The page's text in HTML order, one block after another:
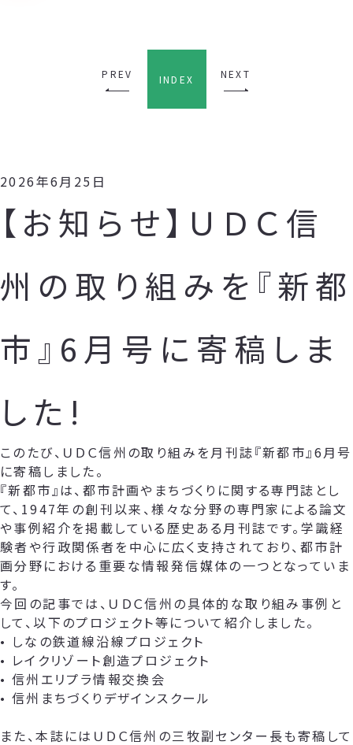
PREV INDEX NEXT
2026年6月25日
【お知らせ】ＵＤＣ信
州の取り組みを『新都
市』6月号に寄稿しま
した!
このたび、ＵＤＣ信州の取り組みを月刊誌『新都市』6月号
に寄稿しました。
『新都市』は、都市計画やまちづくりに関する専門誌とし
て、1947年の創刊以来、様々な分野の専門家による論文
や事例紹介を掲載している歴史ある月刊誌です。学識経
験者や行政関係者を中心に広く支持されており、都市計
画分野における重要な情報発信媒体の一つとなっていま
す。
今回の記事では、ＵＤＣ信州の具体的な取り組み事例と
して、以下のプロジェクト等について紹介しました。
• しなの鉄道線沿線プロジェクト
• レイクリゾート創造プロジェクト
• 信州エリプラ情報交換会
• 信州まちづくりデザインスクール
また、本誌にはＵＤＣ信州の三牧副センター長も寄稿して